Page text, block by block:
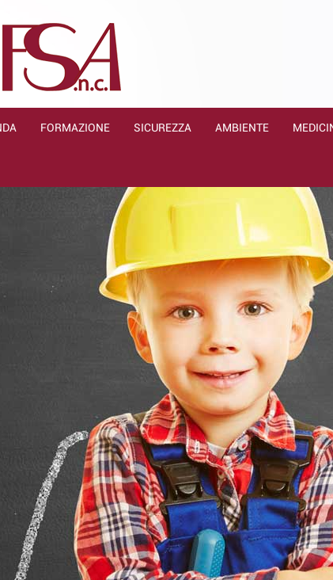
FORMAZIONE SICUREZZA AMBIENTE